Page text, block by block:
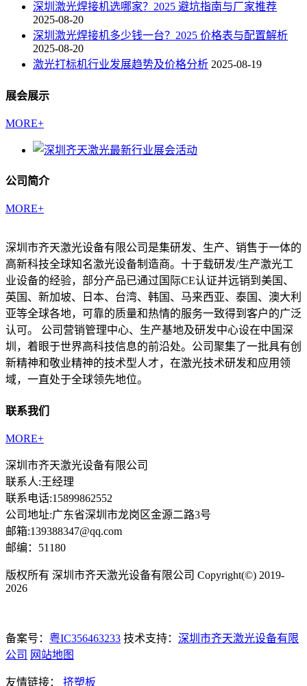
深圳激光焊接机选哪家？2025 避坑指南与厂家推荐
2025-08-20
深圳激光焊接机多少钱一台？2025 价格表与配置解析
2025-08-20
激光打标机行业发展趋势及价格分析 2025-08-19
展会展示
MORE+
公司简介
MORE+
深圳市齐天激光设备有限公司是集研发、生产、销售于一体的
高新科技全球知名激光设备制造商。十于载研发/生产激光工
业设备的经验，部分产品已通过国际CE认证并远销到美国、
英国、新加坡、日本、台湾、韩国、马来西亚、泰国、澳大利
亚等全球各地，可靠的质量和热情的服务一致得到客户的广泛
认可。 公司营销管理中心、生产基地及研发中心设在中国深
圳，着眼于世界高科技信息的前沿处。公司聚集了一批具有创
新精神和敬业精神的技术型人才，在激光技术研发和应用领
域，一直处于全球领先地位。
联系我们
MORE+
深圳市齐天激光设备有限公司
联系人:王经理
联系电话:15899862552
公司地址:广东省深圳市龙岗区金源二路3号
邮箱:139388347@qq.com
邮编：51180
版权所有 深圳市齐天激光设备有限公司 Copyright(©) 2019-
2026
备案号： 粤IC356463233 技术支持： 深圳市齐天激光设备有限
公司 网站地图
友情链接： 挤塑板